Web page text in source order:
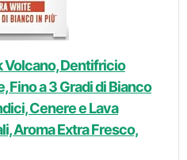
Volcano, Dentifricio
Fino a 3 Gradi di Bianco
Cenere e Lava
Aroma Extra Fresco,